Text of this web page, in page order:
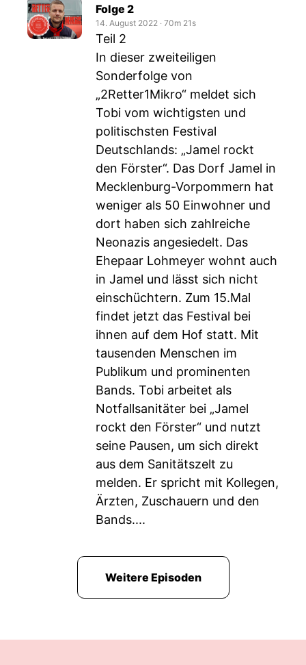
Folge 2
14. August 2022 ‧ 70m 21s
Teil 2
In dieser zweiteiligen
Sonderfolge von
„2Retter1Mikro“ meldet sich
Tobi vom wichtigsten und
politischsten Festival
Deutschlands: „Jamel rockt
den Förster“. Das Dorf Jamel in
Mecklenburg-Vorpommern hat
weniger als 50 Einwohner und
dort haben sich zahlreiche
Neonazis angesiedelt. Das
Ehepaar Lohmeyer wohnt auch
in Jamel und lässt sich nicht
einschüchtern. Zum 15.Mal
findet jetzt das Festival bei
ihnen auf dem Hof statt. Mit
tausenden Menschen im
Publikum und prominenten
Bands. Tobi arbeitet als
Notfallsanitäter bei „Jamel
rockt den Förster“ und nutzt
seine Pausen, um sich direkt
aus dem Sanitätszelt zu
melden. Er spricht mit Kollegen,
Ärzten, Zuschauern und den
Bands....
Weitere Episoden